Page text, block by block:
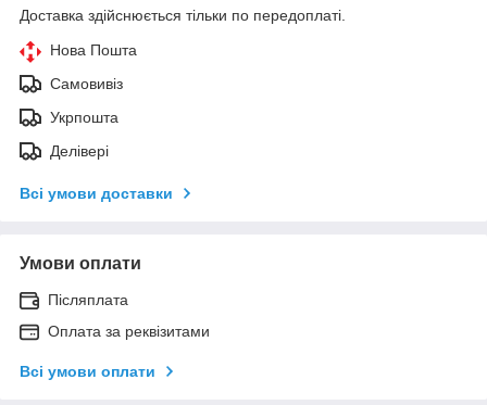
Доставка здійснюється тільки по передоплаті.
Нова Пошта
Самовивіз
Укрпошта
Делівері
Всі умови доставки
Умови оплати
Післяплата
Оплата за реквізитами
Всі умови оплати